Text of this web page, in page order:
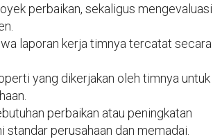
perbaikan, sekaligus mengevaluasi
laporan kerja timnya tercatat secara
yang dikerjakan oleh timnya untuk
perbaikan atau peningkatan
perusahaan dan memadai.